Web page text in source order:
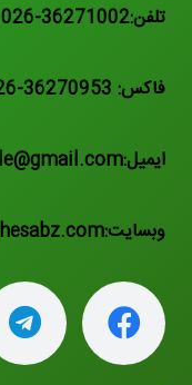
تلفن:36271002-026 36271004-026
فاکس: 36270953-026
ایمیل:rrs.co.sale@gmail.com
وبسایت:http://rooyeshesabz.com